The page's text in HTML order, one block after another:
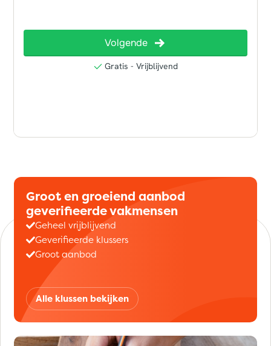
Groot en groeiend aanbod
geverifieerde vakmensen
Geheel vrijblijvend
Geverifieerde klussers
Groot aanbod
Alle klussen bekijken